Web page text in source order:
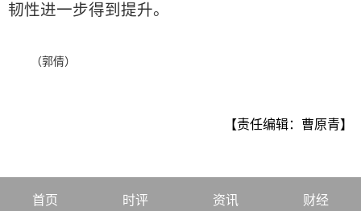
韧性进一步得到提升。
（郭倩）
【责任编辑：曹原青】
首页 时评 资讯 财经